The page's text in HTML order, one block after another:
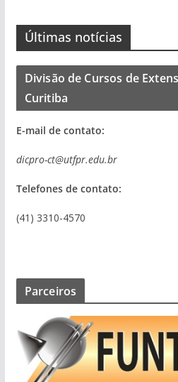
Últimas notícias
Divisão de Cursos de
Curitiba
E-mail de contato:
dicpro-ct@utfpr.edu.br
Telefones de contato:
(41) 3310-4570
Parceiros